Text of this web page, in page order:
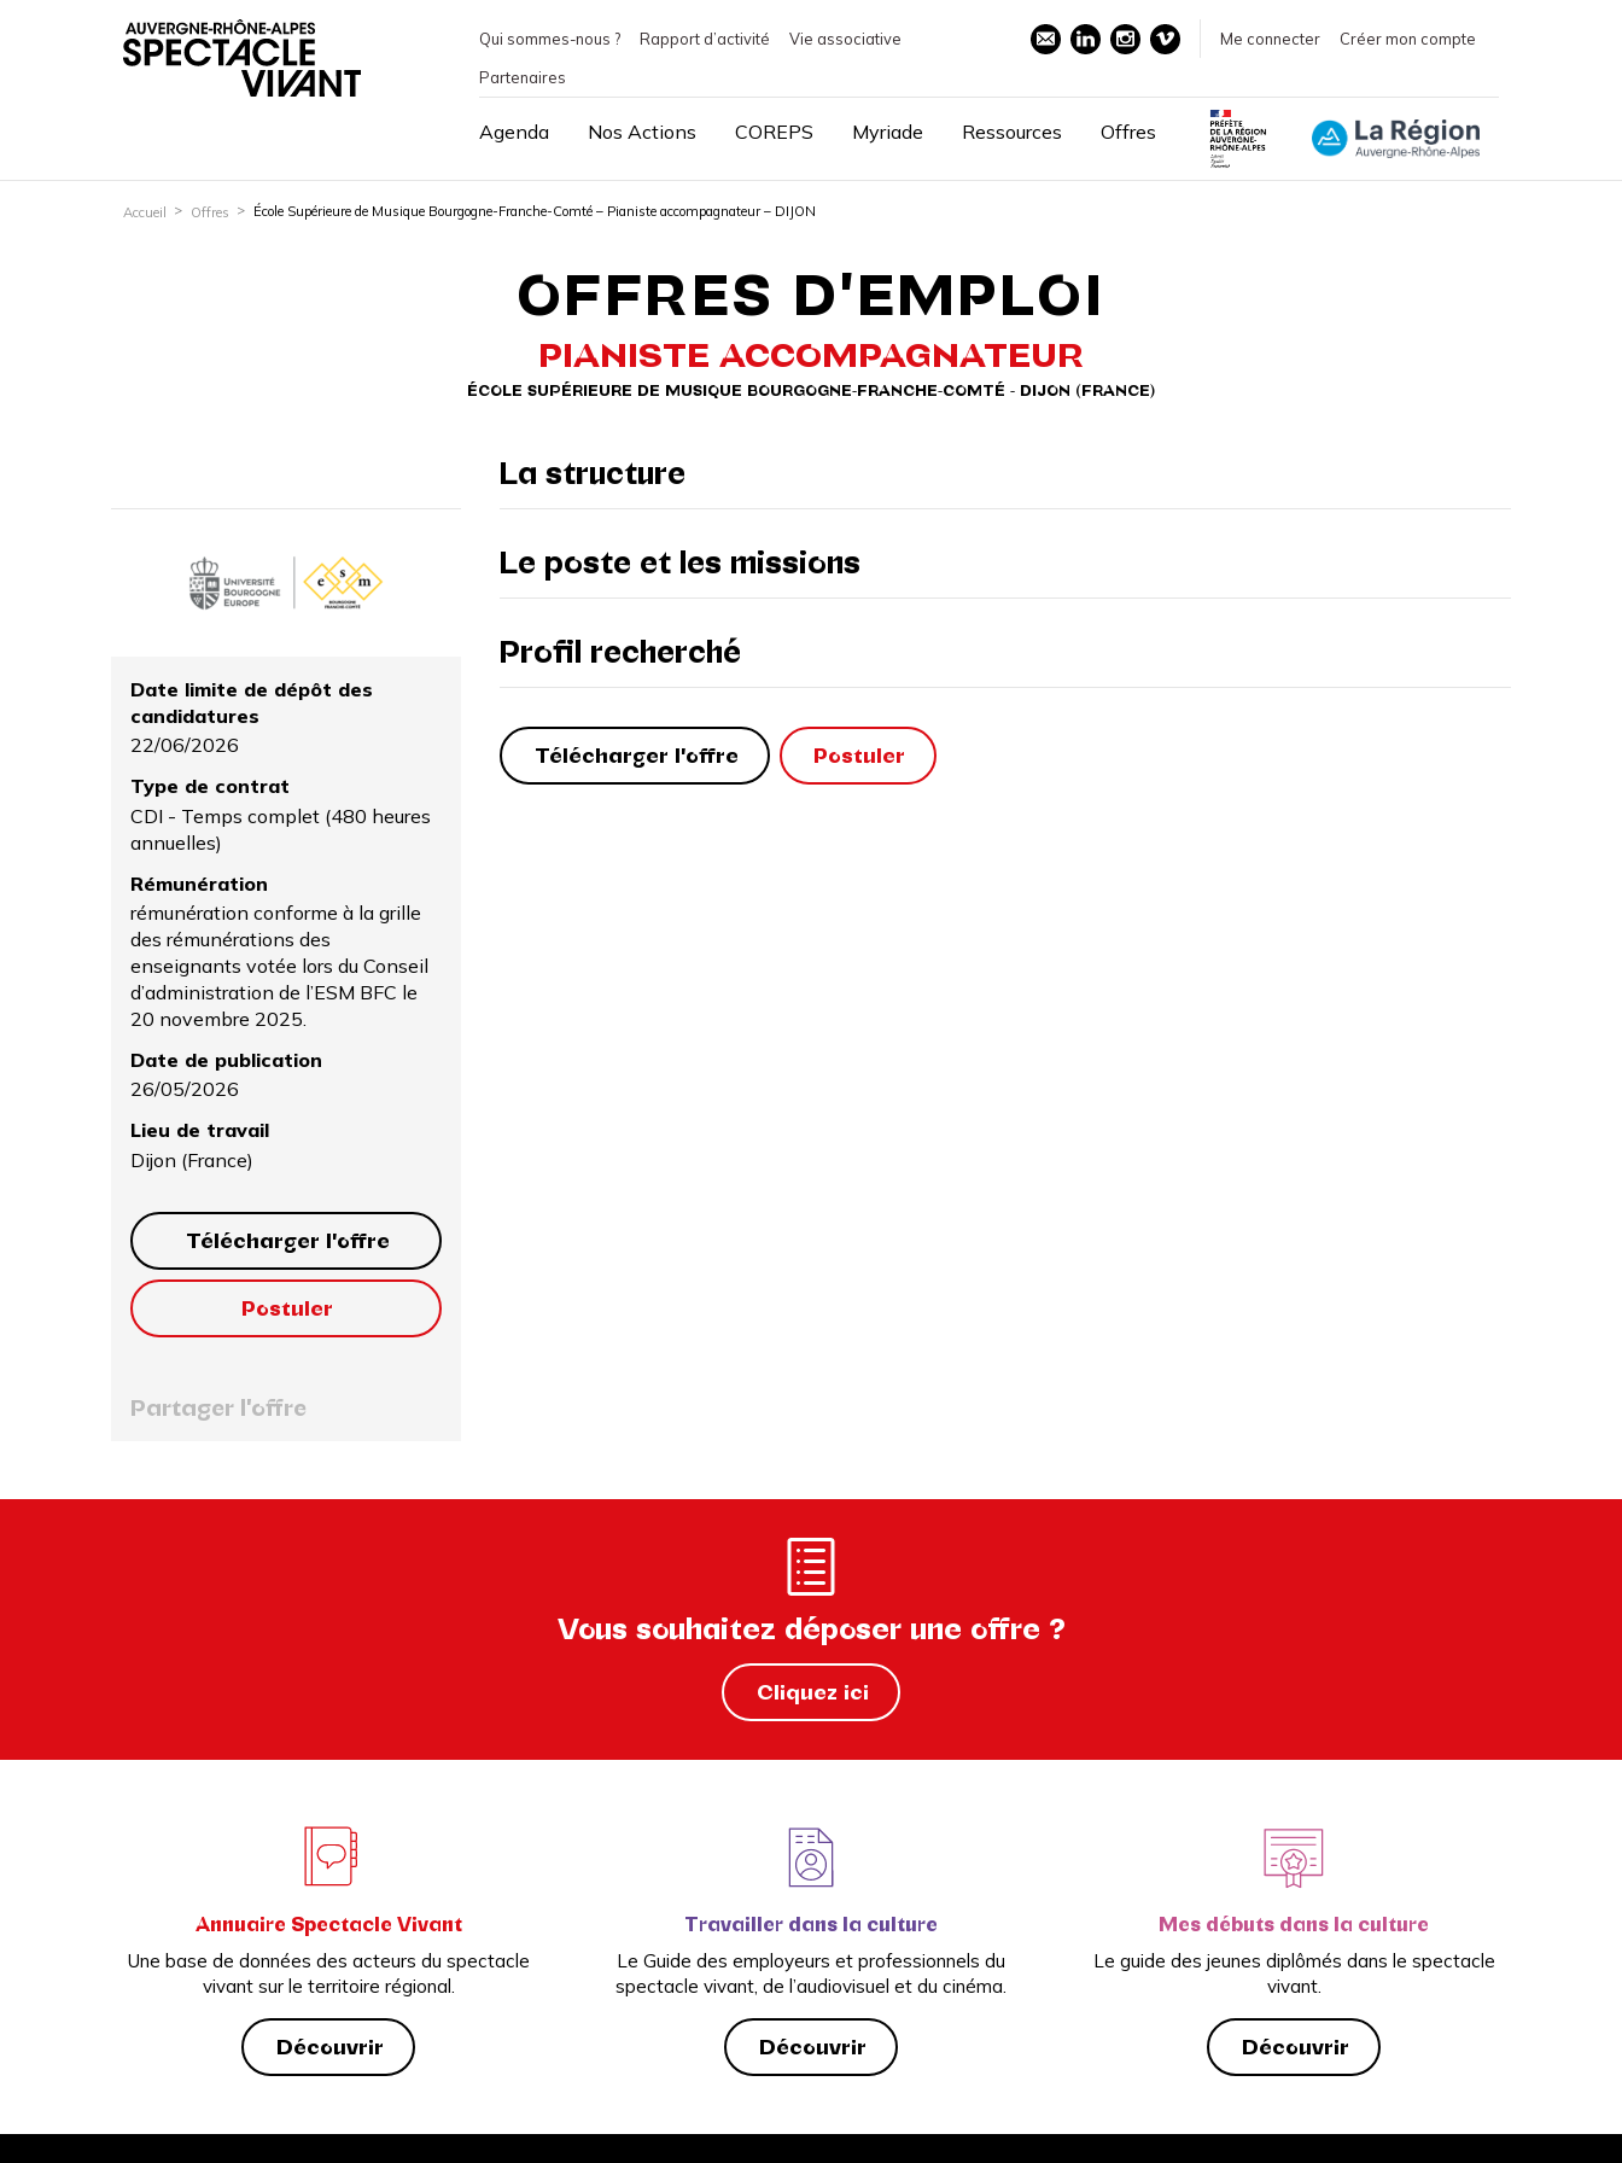
Qui sommes-nous ? Rapport d’activité
Vie associative
Partenaires
Me connecter Créer mon compte
Agenda Nos Actions COREPS Myriade Ressources Offres
Accueil Offres École Supérieure de Musique Bourgogne-Franche-Comté – Pianiste accompagnateur – DIJON
OFFRES D'EMPLOI
PIANISTE ACCOMPAGNATEUR
ÉCOLE SUPÉRIEURE DE MUSIQUE BOURGOGNE-FRANCHE-COMTÉ - DIJON (FRANCE)
Date limite de dépôt des
candidatures
22/06/2026
Type de contrat
CDI - Temps complet (480 heures
annuelles)
Rémunération
rémunération conforme à la grille
des rémunérations des
enseignants votée lors du Conseil
d’administration de l’ESM BFC le
20 novembre 2025.
Date de publication
26/05/2026
Lieu de travail
Dijon (France)
Télécharger l'offre
Postuler
Partager l'offre
La structure
Le poste et les missions
Profil recherché
Télécharger l'offre Postuler
Vous souhaitez déposer une offre ?
Cliquez ici
Annuaire Spectacle Vivant
Une base de données des acteurs du spectacle
vivant sur le territoire régional.
Découvrir
Travailler dans la culture
Le Guide des employeurs et professionnels du
spectacle vivant, de l’audiovisuel et du cinéma.
Découvrir
Mes débuts dans la culture
Le guide des jeunes diplômés dans le spectacle
vivant.
Découvrir